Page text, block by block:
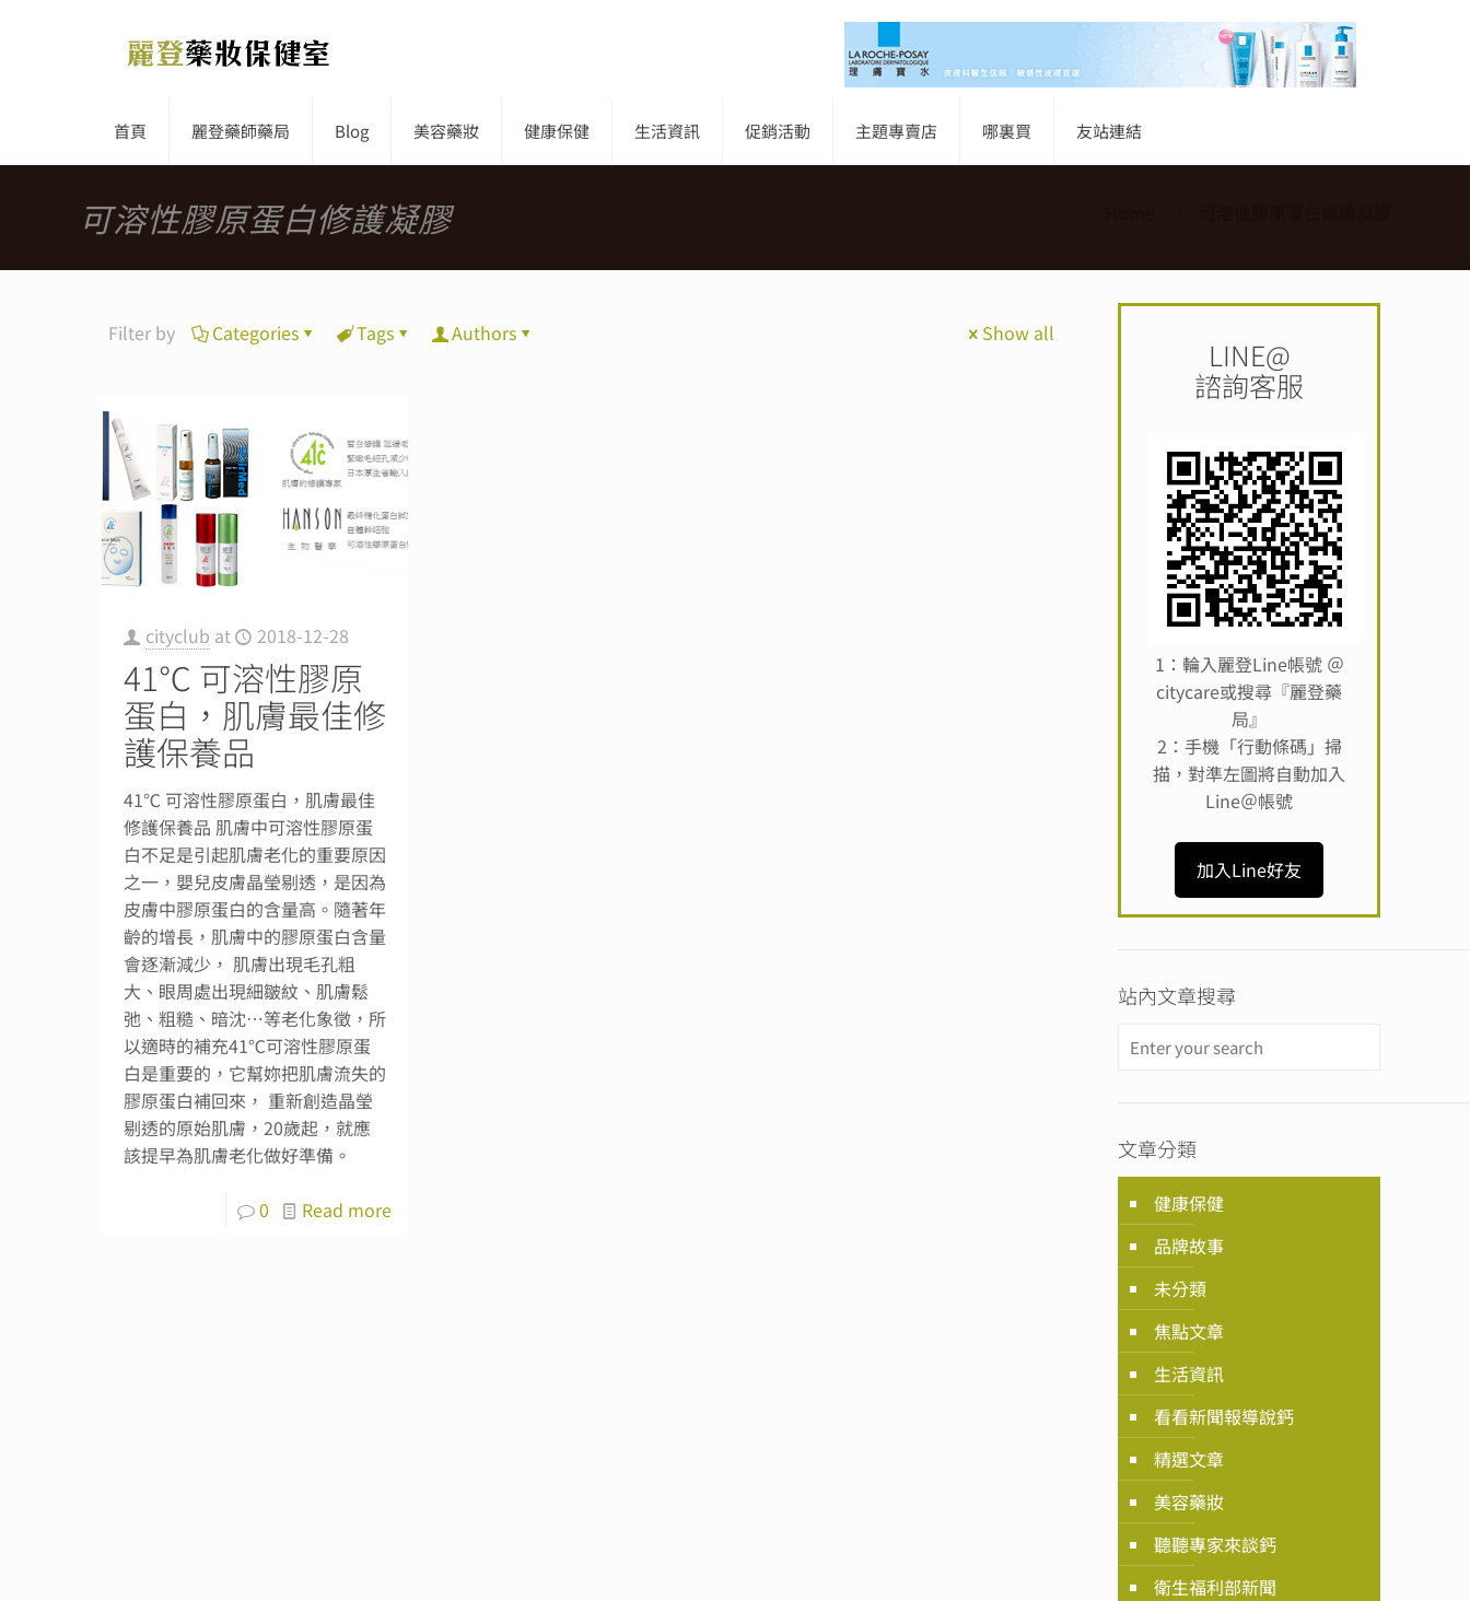
首頁 麗登藥師藥局 Blog 美容藥妝 健康保健 生活資訊 促銷活動 主題專賣店 哪裏買 友站連結
可溶性膠原蛋白修護凝膠
Filter by Categories Tags Authors Show all
cityclub at 2018-12-28
41℃ 可溶性膠原
蛋白，肌膚最佳修
護保養品
41℃ 可溶性膠原蛋白，肌膚最佳
修護保養品 肌膚中可溶性膠原蛋
白不足是引起肌膚老化的重要原因
之一，嬰兒皮膚晶瑩剔透，是因為
皮膚中膠原蛋白的含量高。隨著年
齡的增長，肌膚中的膠原蛋白含量
會逐漸減少， 肌膚出現毛孔粗
大、眼周處出現細皺紋、肌膚鬆
弛、粗糙、暗沈…等老化象徵，所
以適時的補充41℃可溶性膠原蛋
白是重要的，它幫妳把肌膚流失的
膠原蛋白補回來， 重新創造晶瑩
剔透的原始肌膚，20歲起，就應
該提早為肌膚老化做好準備。
0 Read more
LINE@
諮詢客服
1：輪入麗登Line帳號 ＠
citycare或搜尋『麗登藥
局』
2：手機「行動條碼」掃
描，對準左圖將自動加入
Line＠帳號
加入Line好友
站內文章搜尋
文章分類
健康保健
品牌故事
未分類
焦點文章
生活資訊
看看新聞報導說鈣
精選文章
美容藥妝
聽聽專家來談鈣
衛生福利部新聞